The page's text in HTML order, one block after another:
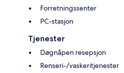
Forretningssenter
PC-stasjon
Tjenester
Døgnåpen resepsjon
Renseri-/vaskeritjenester